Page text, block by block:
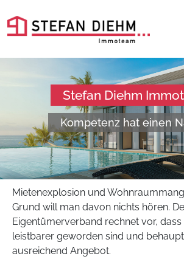
Stefan Diehm
Kompetenz hat einen
Mietenexplosion und
Grund will man davon nichts hören.
Eigentümerverband rechnet vor,
leistbarer geworden sind und
ausreichend Angebot.